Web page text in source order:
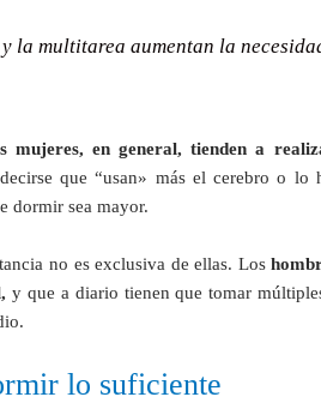
la multitarea aumentan la
mujeres, en general, tienden a
que “usan» más el cerebro o lo
dormir sea mayor.
no es exclusiva de ellas. Los
y que a diario tienen que tomar
lo suficiente